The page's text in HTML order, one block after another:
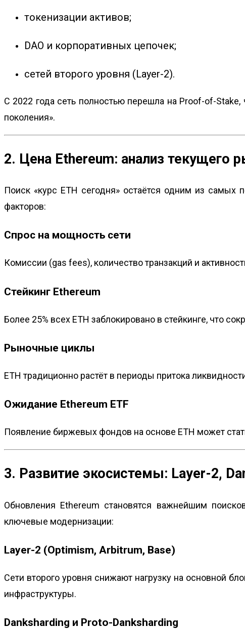
токенизации активов;
DAO и корпоративных цепочек;
сетей второго уровня (Layer-2).
С 2022 года сеть полностью перешла на Proof-of-Stake,
поколения».
2. Цена Ethereum: анализ текущего
Поиск «курс ETH сегодня» остаётся одним из
факторов:
Спрос на мощность сети
Комиссии (gas fees), количество транзакций и
Стейкинг Ethereum
Более 25% всех ETH заблокировано в стейкинге, что
Рыночные циклы
ETH традиционно растёт в периоды притока
Ожидание Ethereum ETF
Появление биржевых фондов на основе ETH может
3. Развитие экосистемы: Layer-2,
Обновления Ethereum становятся важнейшим
ключевые модернизации:
Layer-2 (Optimism, Arbitrum, Base)
Сети второго уровня снижают нагрузку на основной
инфраструктуры.
Danksharding и Proto-Danksharding